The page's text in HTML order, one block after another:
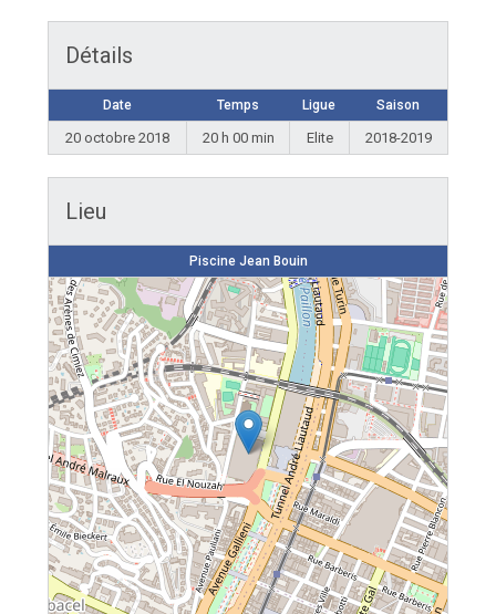
Détails
Date Temps Ligue Saison
20 octobre 2018 20 h 00 min Elite 2018-2019
Lieu
Piscine Jean Bouin